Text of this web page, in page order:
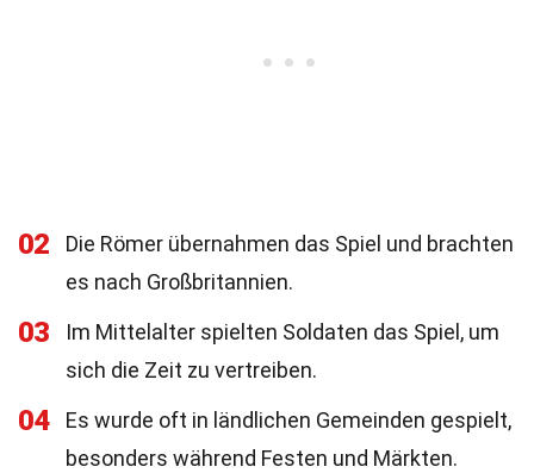
02
Die Römer übernahmen das Spiel und brachten
es nach Großbritannien.
03
Im Mittelalter spielten Soldaten das Spiel, um
sich die Zeit zu vertreiben.
04
Es wurde oft in ländlichen Gemeinden gespielt,
besonders während Festen und Märkten.